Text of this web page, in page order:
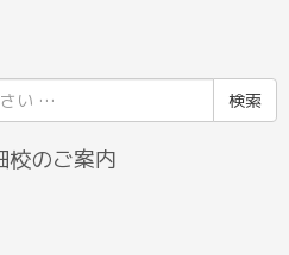
校のご案内